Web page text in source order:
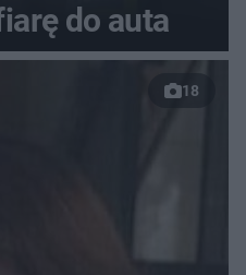
do auta
18